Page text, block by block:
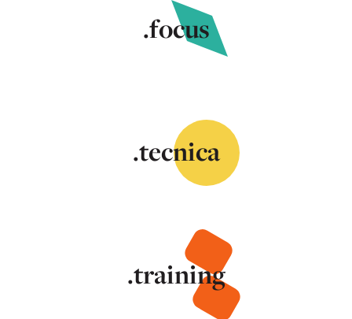
.focus
.tecnica
.training